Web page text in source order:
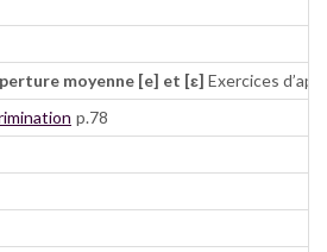
moyenne [e] et [ɛ] Exercices
p.78